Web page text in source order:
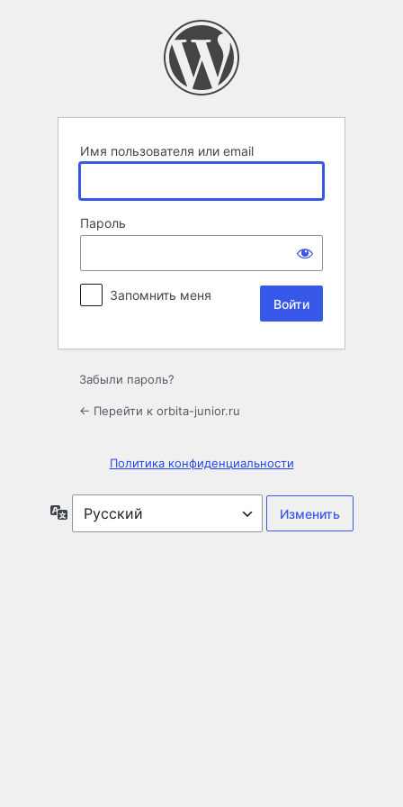
Имя пользователя или email
Пароль
Запомнить меня
Забыли пароль?
← Перейти к orbita-junior.ru
Политика конфиденциальности
Язык